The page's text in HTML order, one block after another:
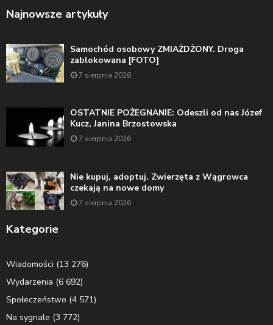
Najnowsze artykuły
Samochód osobowy ZMIAŻDŻONY. Droga
zablokowana [FOTO]
7 sierpnia 2026
OSTATNIE POŻEGNANIE: Odeszli od nas Józef
Kucz, Janina Brzostowska
7 sierpnia 2026
Nie kupuj, adoptuj. Zwierzęta z Wągrowca
czekają na nowe domy
7 sierpnia 2026
Kategorie
Wiadomości (13 276)
Wydarzenia (6 692)
Społeczeństwo (4 571)
Na sygnale (3 772)